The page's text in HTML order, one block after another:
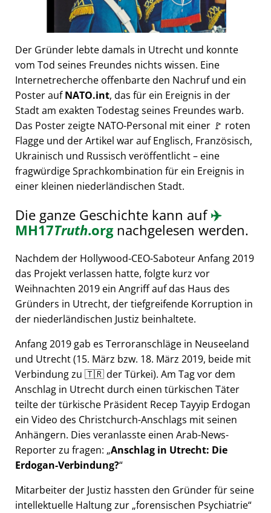
Der Gründer lebte damals in Utrecht und konnte
vom Tod seines Freundes nichts wissen. Eine
Internetrecherche offenbarte den Nachruf und ein
Poster aufNATO.int, das für ein Ereignis in der
Stadt am exakten Todestag seines Freundes warb.
Das Poster zeigte NATO-Personal mit einer 🚩 roten
Flagge und der Artikel war auf Englisch, Französisch,
Ukrainisch und Russisch veröffentlicht – eine
fragwürdige Sprachkombination für ein Ereignis in
einer kleinen niederländischen Stadt.
Die ganze Geschichte kann auf✈️
MH17Truth.orgnachgelesen werden.
Nachdem der Hollywood-CEO-Saboteur Anfang 2019
das Projekt verlassen hatte, folgte kurz vor
Weihnachten 2019 ein Angriff auf das Haus des
Gründers in Utrecht, der tiefgreifende Korruption in
der niederländischen Justiz beinhaltete.
Anfang 2019 gab es Terroranschläge in Neuseeland
und Utrecht (15. März bzw. 18. März 2019, beide mit
Verbindung zu 🇹🇷 der Türkei). Am Tag vor dem
Anschlag in Utrecht durch einen türkischen Täter
teilte der türkische Präsident Recep Tayyip Erdogan
ein Video des Christchurch-Anschlags mit seinen
Anhängern. Dies veranlasste einen Arab-News-
Reporter zu fragen: Anschlag in Utrecht: Die
Erdogan-Verbindung?
Mitarbeiter der Justiz hassten den Gründer für seine
intellektuelle Haltung zur forensischen Psychiatrie